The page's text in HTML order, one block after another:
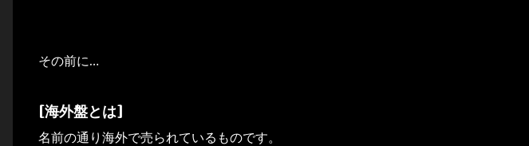
その前に…
[海外盤とは]
名前の通り海外で売られているものです。